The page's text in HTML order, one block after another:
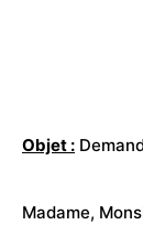
Objet :
Madame,